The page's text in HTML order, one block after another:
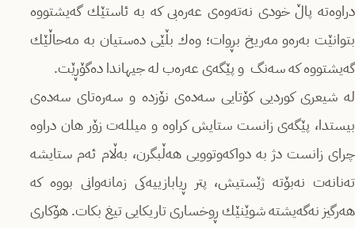
دراوەتە پاڵ خودى نەتەوەى عەرەبى كە بە ئاستێك گەیشتووە
بتوانێت بەرەو مەریخ بڕوات؛ وەك بڵێى دەستیان بە مەحاڵێك
گەیشتووە كە سەنگ و پێگەى عەرەب لە جیهاندا دەگۆڕێت.
لە شیعرى كوردیى كۆتایى سەدەى نۆزدە و سەرەتاى سەدەى
بیستدا، پێگەى زانست ستایش كراوە و میللەت زۆر هان دراوە
چراى زانست دژ بە دواكەوتوویى هەڵبگرن، بەڵام ئەم ستایشە
تەنانەت نەبۆتە ژێستیش، پتر ڕیابازییەكى زمانەوانى بووە كە
هەرگیز نەگەیشتە شوێنێك ڕوخسارى تاریكایى تیغ بكات. هۆكارى